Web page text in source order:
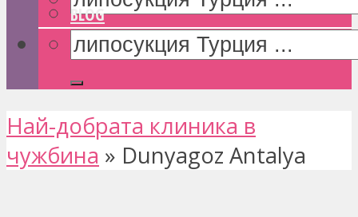
BLOG
Най-добрата клиника в
чужбина » Dunyagoz Antalya